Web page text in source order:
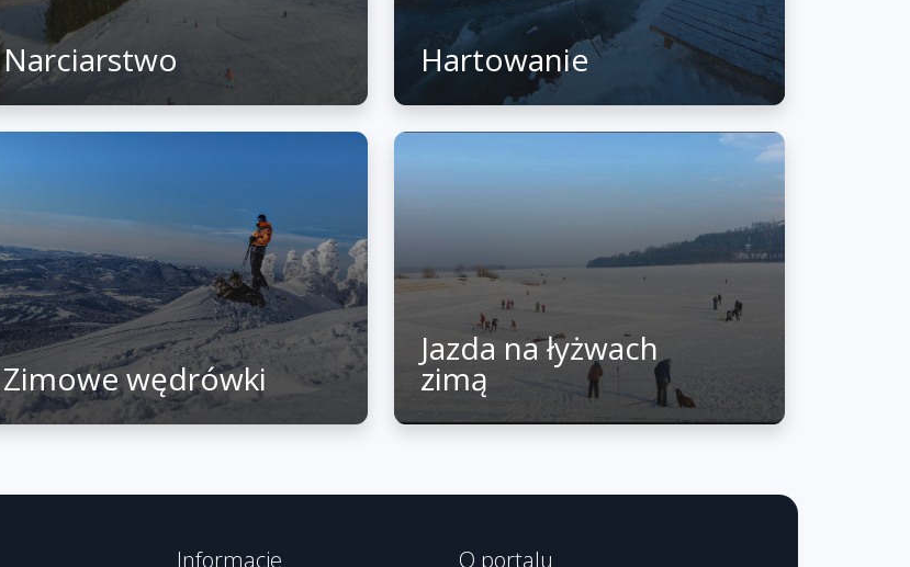
Narciarstwo Hartowanie
Zimowe wędrówki
Jazda na łyżwach
zimą
Informacje O portalu